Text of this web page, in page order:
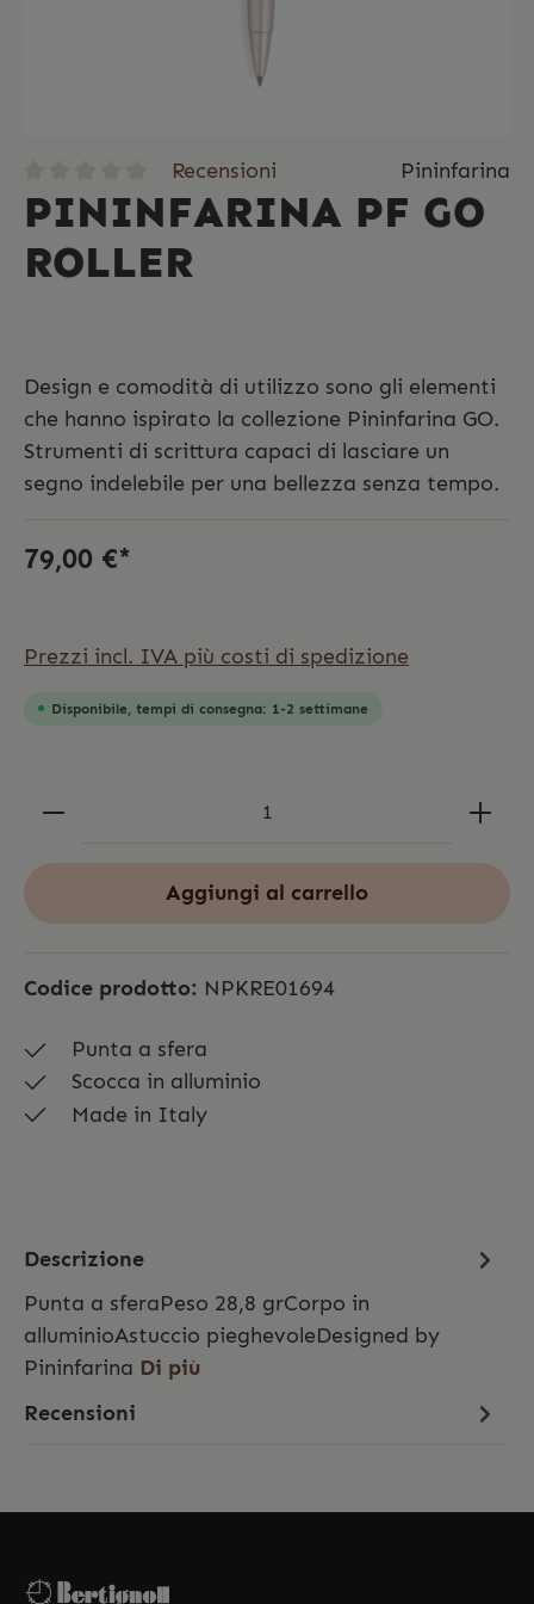
Recensioni Pininfarina
PININFARINA PF GO
ROLLER
Design e comodità di utilizzo sono gli elementi
che hanno ispirato la collezione Pininfarina GO.
Strumenti di scrittura capaci di lasciare un
segno indelebile per una bellezza senza tempo.
79,00 €*
Prezzi incl. IVA più costi di spedizione
Disponibile, tempi di consegna: 1-2 settimane
Aggiungi al carrello
Codice prodotto: NPKRE01694
Punta a sfera
Scocca in alluminio
Made in Italy
Descrizione
Punta a sferaPeso 28,8 grCorpo in
alluminioAstuccio pieghevoleDesigned by
Pininfarina Di più
Recensioni